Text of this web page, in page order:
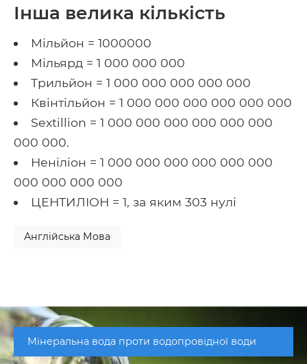
Інша велика кількість
Мільйон = 1000000
Мільярд = 1 000 000 000
Трильйон = 1 000 000 000 000 000
Квінтільйон = 1 000 000 000 000 000 000
Sextillion = 1 000 000 000 000 000 000
000 000.
Неніліон = 1 000 000 000 000 000 000
000 000 000 000
ЦЕНТИЛІОН = 1, за яким 303 нулі
Англійська Мова
Мінеральна вода проти водопровідної води